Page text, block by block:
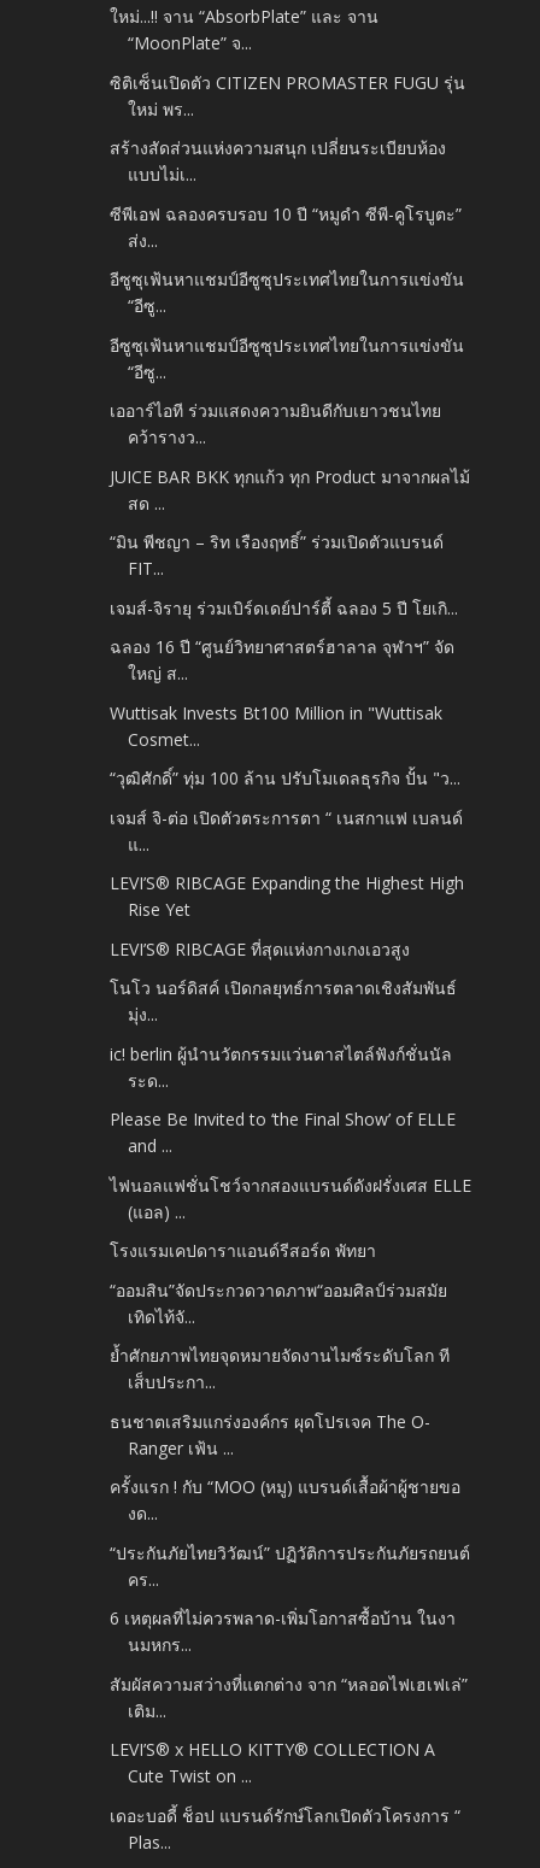
ใหม่...!! จาน “AbsorbPlate” และ จาน
“MoonPlate” จ...
ซิติเซ็นเปิดตัว CITIZEN PROMASTER FUGU รุ่น
ใหม่ พร...
สร้างสัดส่วนแห่งความสนุก เปลี่ยนระเบียบห้อง
แบบไม่เ...
ซีพีเอฟ ฉลองครบรอบ 10 ปี “หมูดำ ซีพี-คูโรบูตะ”
ส่ง...
อีซูซุเฟ้นหาแชมป์อีซูซุประเทศไทยในการแข่งขัน
“อีซู...
อีซูซุเฟ้นหาแชมป์อีซูซุประเทศไทยในการแข่งขัน
“อีซู...
เออาร์ไอที ร่วมแสดงความยินดีกับเยาวชนไทย
คว้ารางว...
JUICE BAR BKK ทุกแก้ว ทุก Product มาจากผลไม้
สด ...
“มิน พีชญา – ริท เรืองฤทธิ์” ร่วมเปิดตัวแบรนด์
FIT...
เจมส์-จิรายุ ร่วมเบิร์ดเดย์ปาร์ตี้ ฉลอง 5 ปี โยเกิ...
ฉลอง 16 ปี “ศูนย์วิทยาศาสตร์ฮาลาล จุฬาฯ” จัด
ใหญ่ ส...
Wuttisak Invests Bt100 Million in "Wuttisak
Cosmet...
“วุฒิศักดิ์” ทุ่ม 100 ล้าน ปรับโมเดลธุรกิจ ปั้น "ว...
เจมส์ จิ-ต่อ เปิดตัวตระการตา “ เนสกาแฟ เบลนด์
แ...
LEVI’S® RIBCAGE Expanding the Highest High
Rise Yet
LEVI’S® RIBCAGE ที่สุดแห่งกางเกงเอวสูง
โนโว นอร์ดิสค์ เปิดกลยุทธ์การตลาดเชิงสัมพันธ์
มุ่ง...
ic! berlin ผู้นำนวัตกรรมแว่นตาสไตล์ฟังก์ชั่นนัล
ระด...
Please Be Invited to ‘the Final Show’ of ELLE
and ...
ไฟนอลแฟชั่นโชว์จากสองแบรนด์ดังฝรั่งเศส ELLE
(แอล) ...
โรงแรมเคปดาราแอนด์รีสอร์ด พัทยา
“ออมสิน”จัดประกวดวาดภาพ“ออมศิลป์ร่วมสมัย
เทิดไท้จั...
ย้ำศักยภาพไทยจุดหมายจัดงานไมซ์ระดับโลก ที
เส็บประกา...
ธนชาตเสริมแกร่งองค์กร ผุดโปรเจค The O-
Ranger เฟ้น ...
ครั้งแรก ! กับ “MOO (หมู) แบรนด์เสื้อผ้าผู้ชายขอ
งด...
“ประกันภัยไทยวิวัฒน์” ปฏิวัติการประกันภัยรถยนต์
คร...
6 เหตุผลที่ไม่ควรพลาด-เพิ่มโอกาสซื้อบ้าน ในงา
นมหกร...
สัมผัสความสว่างที่แตกต่าง จาก “หลอดไฟเฮเฟเล่”
เติม...
LEVI’S® x HELLO KITTY® COLLECTION A
Cute Twist on ...
เดอะบอดี้ ช็อป แบรนด์รักษ์โลกเปิดตัวโครงการ “
Plas...